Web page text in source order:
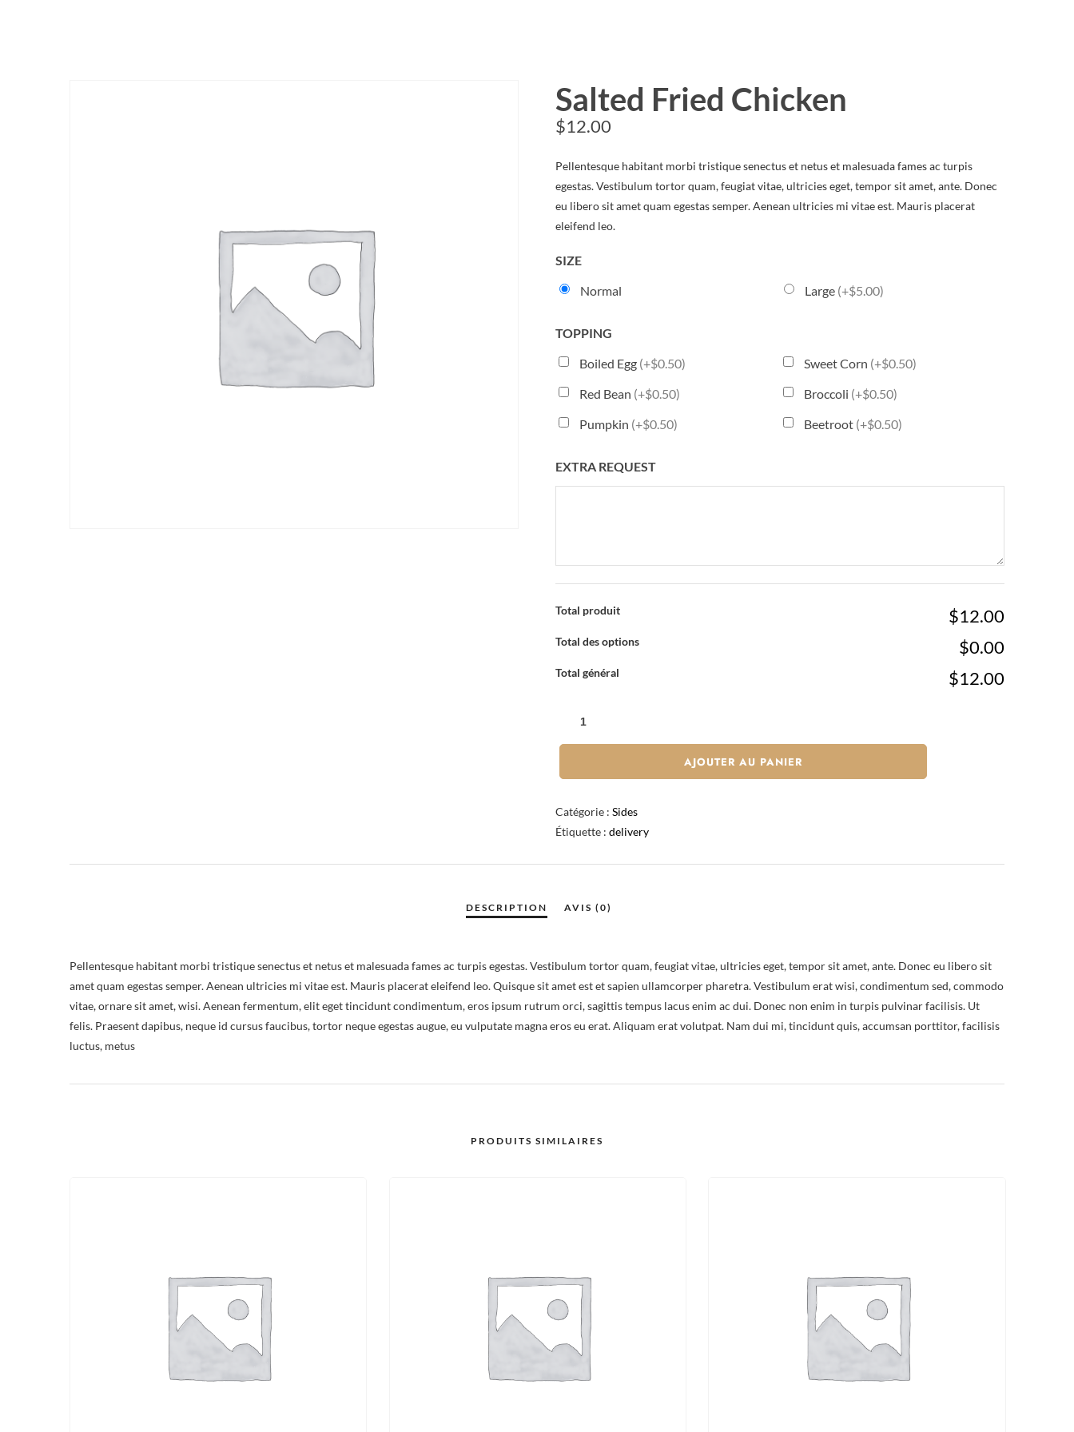
Salted Fried Chicken
$12.00
Pellentesque habitant morbi tristique senectus et netus et malesuada fames ac turpis
egestas. Vestibulum tortor quam, feugiat vitae, ultricies eget, tempor sit amet, ante. Donec
eu libero sit amet quam egestas semper. Aenean ultricies mi vitae est. Mauris placerat
eleifend leo.
SIZE
Normal
Large (+$5.00)
TOPPING
Boiled Egg (+$0.50) Sweet Corn (+$0.50)
Red Bean (+$0.50) Broccoli (+$0.50)
Pumpkin (+$0.50) Beetroot (+$0.50)
EXTRA REQUEST
Total produit $12.00
Total des options $0.00
Total général $12.00
FRIED
AJOUTER AU PANIER
Catégorie :Sides
Étiquette :delivery
Pellentesque habitant morbi tristique senectus et netus et malesuada fames ac turpis egestas. Vestibulum tortor quam, feugiat vitae, ultricies eget, tempor sit amet, ante. Donec eu libero sit
amet quam egestas semper. Aenean ultricies mi vitae est. Mauris placerat eleifend leo. Quisque sit amet est et sapien ullamcorper pharetra. Vestibulum erat wisi, condimentum sed, commodo
vitae, ornare sit amet, wisi. Aenean fermentum, elit eget tincidunt condimentum, eros ipsum rutrum orci, sagittis tempus lacus enim ac dui. Donec non enim in turpis pulvinar facilisis. Ut
felis. Praesent dapibus, neque id cursus faucibus, tortor neque egestas augue, eu vulputate magna eros eu erat. Aliquam erat volutpat. Nam dui mi, tincidunt quis, accumsan porttitor, facilisis
luctus, metus
PRODUITS SIMILAIRES